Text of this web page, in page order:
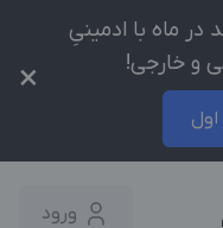
درآمد در ماه با ادمینیِ
و خارجی!
×
ورود